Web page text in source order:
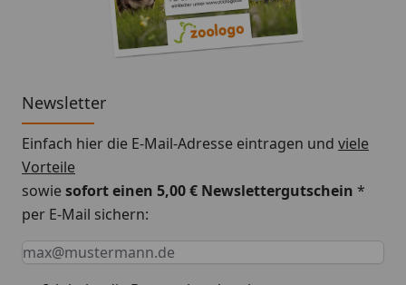
Newsletter
Einfach hier die E-Mail-Adresse eintragen und viele
Vorteile
sowiesofort einen 5,00 € Newslettergutschein *
per E-Mail sichern:
Keine Eingabe erforderlich
Eingabe erforderlich
E-Mail *